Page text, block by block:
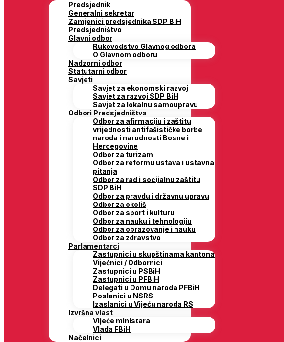
Predsjednik
Generalni sekretar
Zamjenici predsjednika SDP BiH
Predsjedništvo
Glavni odbor
Rukovodstvo Glavnog odbora
O Glavnom odboru
Nadzorni odbor
Statutarni odbor
Savjeti
Savjet za ekonomski razvoj
Savjet za razvoj SDP BiH
Savjet za lokalnu samoupravu
Odbori Predsjedništva
Odbor za afirmaciju i zaštitu
vrijednosti antifašističke borbe
naroda i narodnosti Bosne i
Hercegovine
Odbor za turizam
Odbor za reformu ustava i ustavna
pitanja
Odbor za rad i socijalnu zaštitu
SDP BiH
Odbor za pravdu i državnu upravu
Odbor za okoliš
Odbor za sport i kulturu
Odbor za nauku i tehnologiju
Odbor za obrazovanje i nauku
Odbor za zdravstvo
Parlamentarci
Zastupnici u skupštinama kantona
Vijećnici / Odbornici
Zastupnici u PSBiH
Zastupnici u PFBiH
Delegati u Domu naroda PFBiH
Poslanici u NSRS
Izaslanici u Vijeću naroda RS
Izvršna vlast
Vijeće ministara
Vlada FBiH
Načelnici